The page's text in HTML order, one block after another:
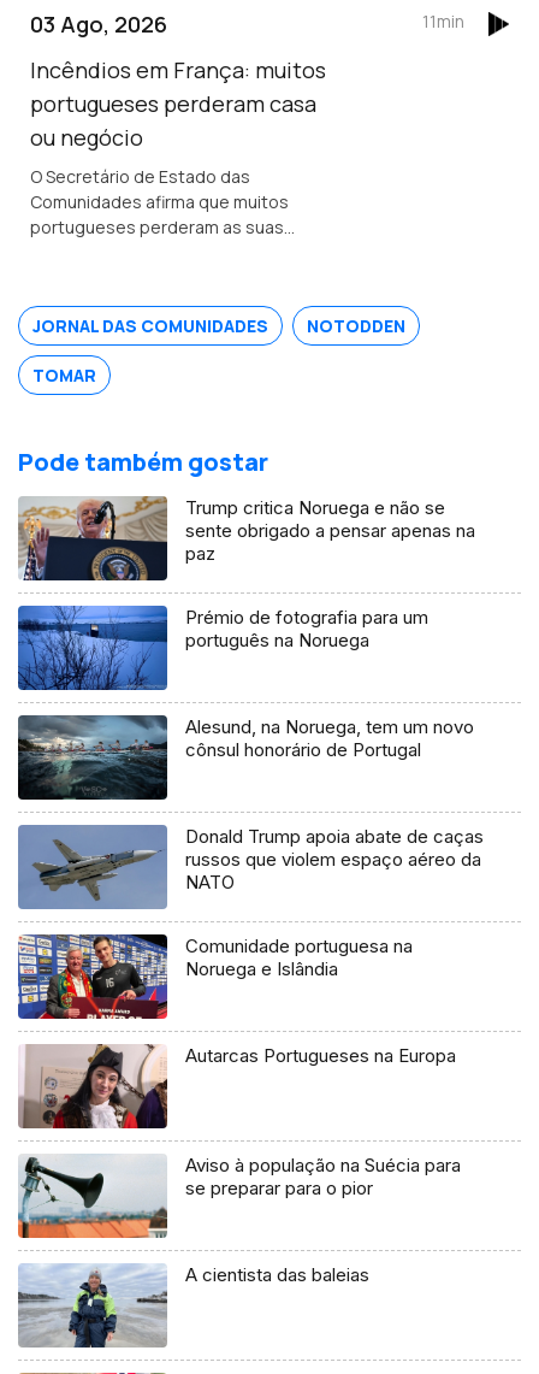
durante uma semana, por causa dos
incêndios.
03 Ago, 2026
Incêndios em França: muitos
portugueses perderam casa
ou negócio
O Secretário de Estado das
Comunidades afirma que muitos
portugueses perderam as suas
prejuizos.
11min
JORNAL DAS COMUNIDADES NOTODDEN
TOMAR
Pode também gostar
Trump critica Noruega e não se
sente obrigado a pensar apenas na
paz
Prémio de fotografia para um
português na Noruega
Alesund, na Noruega, tem um novo
cônsul honorário de Portugal
Donald Trump apoia abate de caças
russos que violem espaço aéreo da
NATO
Comunidade portuguesa na
Noruega e Islândia
Autarcas Portugueses na Europa
Aviso à população na Suécia para
se preparar para o pior
A cientista das baleias